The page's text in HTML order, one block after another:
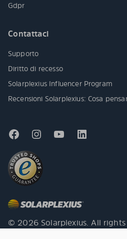
Gdpr
Contattaci
Supporto
Diritto di recesso
Solarplexius Influencer Program
Recensioni Solarplexius: Cosa
© 2026 Solarplexius. All rights